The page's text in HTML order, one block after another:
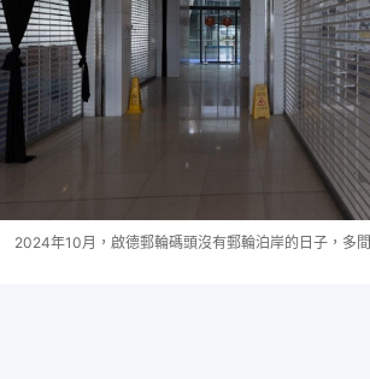
2024年10月，啟德郵輪碼頭沒有郵輪泊岸的日子，多